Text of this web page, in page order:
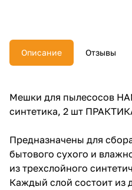
Описание Отзывы
Мешки для пылесосов
синтетика, 2 шт
Предназначены для
бытового сухого и
из трехслойного
Каждый слой состоит из